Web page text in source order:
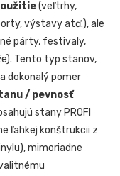
(veľtrhy,
výstavy atď.), ale
párty, festivaly,
Tento typ stanov,
dokonalý pomer
/ pevnosť
stany PROFI
ľahkej konštrukcii z
mimoriadne